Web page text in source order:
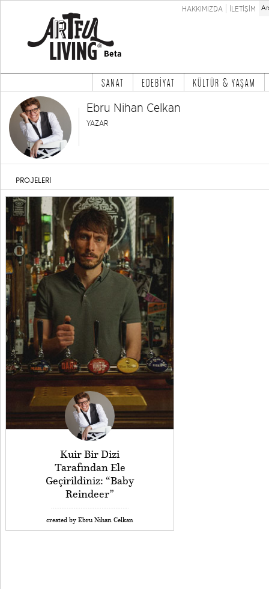
HAKKIMIZDA İLETİŞİM
SANAT EDEBİYAT KÜLTÜR & YAŞAM
Ebru Nihan Celkan
YAZAR
PROJELERİ
Kuir Bir Dizi
Tarafından Ele
Geçirildiniz: “Baby
Reindeer”
created by Ebru Nihan Celkan